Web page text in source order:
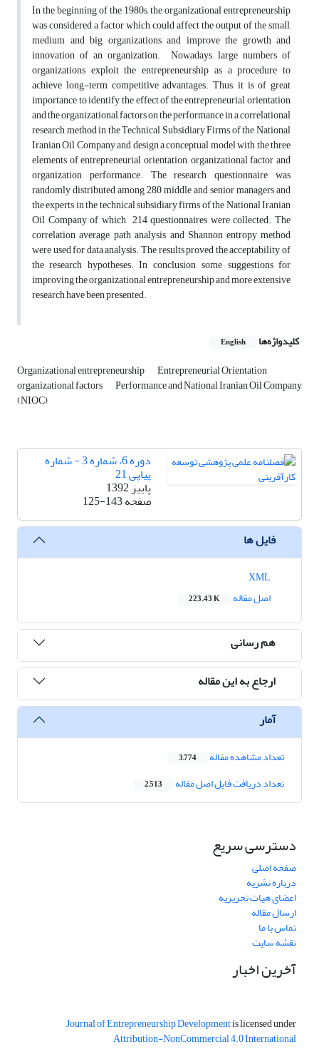
In the beginning of the 1980s, the organizational entrepreneurship
was considered a factor which could affect the output of the small,
medium and big organizations and improve the growth and
innovation of an organization. Nowadays, large numbers of
organizations exploit the entrepreneurship as a procedure to
achieve long-term competitive advantages. Thus, it is of great
importance to identify the effect of the entrepreneurial orientation
and the organizational factors on the performance in a correlational
research method in the Technical Subsidiary Firms of the National
Iranian Oil Company and design a conceptual model with the three
elements of entrepreneurial orientation, organizational factor and
organization performance. The research questionnaire was
randomly distributed among 280 middle and senior managers and
the experts in the technical subsidiary firms of the National Iranian
Oil Company of which 214 questionnaires were collected. The
correlation average, path analysis and Shannon entropy method
were used for data analysis. The results proved the acceptability of
the research hypotheses. In conclusion, some suggestions for
improving the organizational entrepreneurship and more extensive
research have been presented.
کلیدواژه‌ها English
Organizational entrepreneurship Entrepreneurial Orientation
organizational factors Performance and National Iranian Oil Company
(NIOC)
دوره 6، شماره 3 - شماره
پیاپی 21
پاییز 1392
صفحه125-143
فایل ها
اصل مقاله
223.43 K
هم رسانی
ارجاع به این مقاله
آمار
تعداد مشاهده مقاله 3,774
تعداد دریافت فایل اصل مقاله 2,513
دسترسی سریع
صفحه اصلی
درباره نشریه
اعضای هیات تحریریه
ارسال مقاله
تماس با ما
نقشه سایت
آخرین اخبار
Journal of Entrepreneurship Developmentis licensed under
Attribution-NonCommercial 4.0 International